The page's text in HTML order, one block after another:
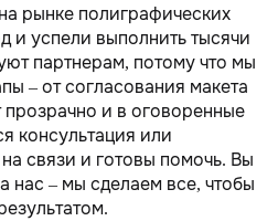
рынке полиграфических
и успели выполнить тысячи
партнерам, потому что мы
– от согласования макета
прозрачно и в оговоренные
консультация или
связи и готовы помочь. Вы
нас – мы сделаем все, чтобы